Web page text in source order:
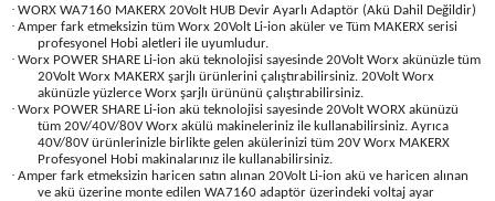
Köpek Oyuncakları
Köpek Tasmaları
Köpek Yatakları
Seyahat Ürünleri
Kedi Tırmalama Ürünleri
Kedi Tuvaleti ve Kum Kapları
Kedi Yatakları
Konserve Yaş Mamalar
Perçin Tabancaları
Testere
Tornavidalar
Yan Keski
Kaynak Makineleri
Kırıcı Deliciler/Kırıcılar
Matkaplar
Planyalar
· WORX WA7160 MAKERX 20Volt HUB Devir Ayarlı Adaptör (Akü Dahil Değildir)
· Amper fark etmeksizin tüm Worx 20Volt Li-ion aküler ve Tüm MAKERX serisi
profesyonel Hobi aletleri ile uyumludur.
· Worx POWER SHARE Li-ion akü teknolojisi sayesinde 20Volt Worx akünüzle tüm
20Volt Worx MAKERX şarjlı ürünlerini çalıştırabilirsiniz. 20Volt Worx
akünüzle yüzlerce Worx şarjlı ürününü çalıştırabilirsiniz.
· Worx POWER SHARE Li-ion akü teknolojisi sayesinde 20Volt WORX akünüzü
tüm 20V/40V/80V Worx akülü makineleriniz ile kullanabilirsiniz. Ayrıca
40V/80V ürünlerinizle birlikte gelen akülerinizi tüm 20V Worx MAKERX
Profesyonel Hobi makinalarınız ile kullanabilirsiniz.
· Amper fark etmeksizin haricen satın alınan 20Volt Li-ion akü ve haricen alınan
ve akü üzerine monte edilen WA7160 adaptör üzerindeki voltaj ayar